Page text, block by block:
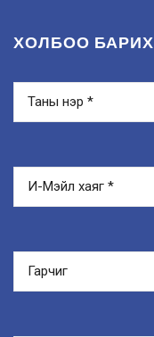
ХОЛБОО БАРИХ